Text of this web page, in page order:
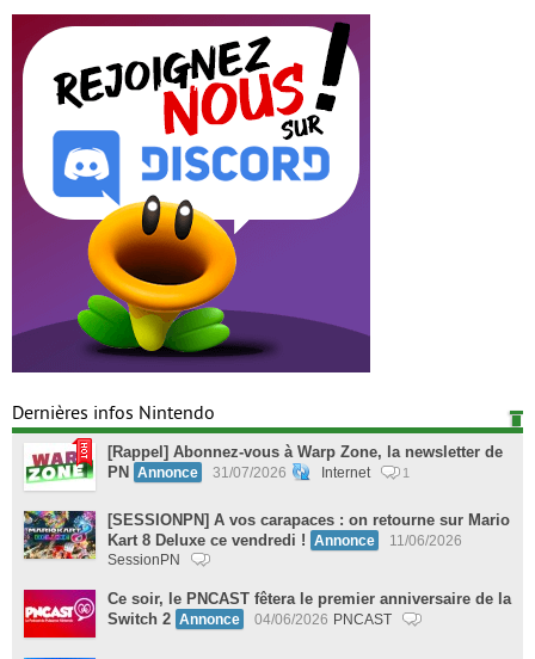
Dernières infos Nintendo
[Rappel] Abonnez-vous à Warp Zone, la newsletter de
PN Annonce 31/07/2026 Internet 1
[SESSIONPN] A vos carapaces : on retourne sur Mario
Kart 8 Deluxe ce vendredi !
Annonce
11/06/2026
SessionPN
Ce soir, le PNCAST fêtera le premier anniversaire de la
Switch 2 Annonce 04/06/2026 PNCAST